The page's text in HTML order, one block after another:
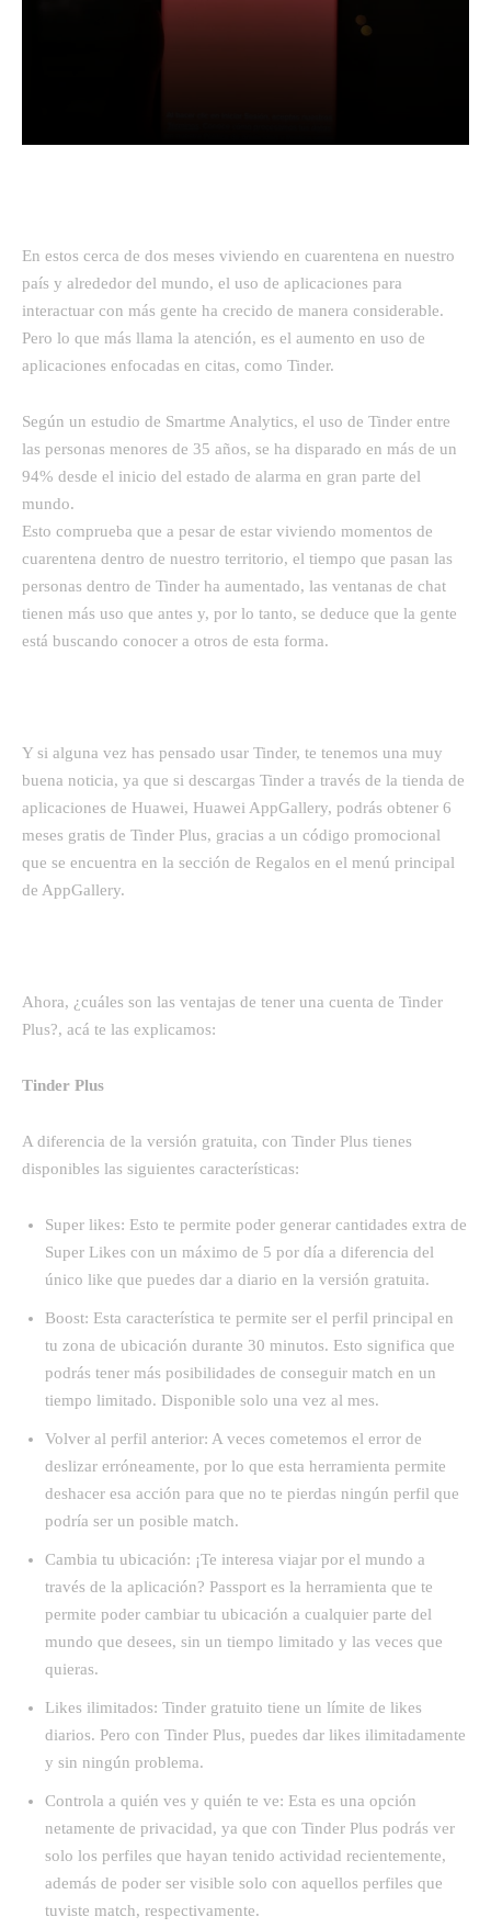
En estos cerca de dos meses viviendo en cuarentena en nuestro
país y alrededor del mundo, el uso de aplicaciones para
interactuar con más gente ha crecido de manera considerable.
Pero lo que más llama la atención, es el aumento en uso de
aplicaciones enfocadas en citas, como Tinder.
Según un estudio de Smartme Analytics, el uso de Tinder entre
las personas menores de 35 años, se ha disparado en más de un
94% desde el inicio del estado de alarma en gran parte del
mundo.
Esto comprueba que a pesar de estar viviendo momentos de
cuarentena dentro de nuestro territorio, el tiempo que pasan las
personas dentro de Tinder ha aumentado, las ventanas de chat
tienen más uso que antes y, por lo tanto, se deduce que la gente
está buscando conocer a otros de esta forma.
Y si alguna vez has pensado usar Tinder, te tenemos una muy
buena noticia, ya que si descargas Tinder a través de la tienda de
aplicaciones de Huawei, Huawei AppGallery, podrás obtener 6
meses gratis de Tinder Plus, gracias a un código promocional
que se encuentra en la sección de Regalos en el menú principal
de AppGallery.
Ahora, ¿cuáles son las ventajas de tener una cuenta de Tinder
Plus?, acá te las explicamos:
Tinder Plus
A diferencia de la versión gratuita, con Tinder Plus tienes
disponibles las siguientes características:
Super likes: Esto te permite poder generar cantidades extra de
Super Likes con un máximo de 5 por día a diferencia del
único like que puedes dar a diario en la versión gratuita.
Boost: Esta característica te permite ser el perfil principal en
tu zona de ubicación durante 30 minutos. Esto significa que
podrás tener más posibilidades de conseguir match en un
tiempo limitado. Disponible solo una vez al mes.
Volver al perfil anterior: A veces cometemos el error de
deslizar erróneamente, por lo que esta herramienta permite
deshacer esa acción para que no te pierdas ningún perfil que
podría ser un posible match.
Cambia tu ubicación: ¡Te interesa viajar por el mundo a
través de la aplicación? Passport es la herramienta que te
permite poder cambiar tu ubicación a cualquier parte del
mundo que desees, sin un tiempo limitado y las veces que
quieras.
Likes ilimitados: Tinder gratuito tiene un límite de likes
diarios. Pero con Tinder Plus, puedes dar likes ilimitadamente
y sin ningún problema.
Controla a quién ves y quién te ve: Esta es una opción
netamente de privacidad, ya que con Tinder Plus podrás ver
solo los perfiles que hayan tenido actividad recientemente,
además de poder ser visible solo con aquellos perfiles que
tuviste match, respectivamente.